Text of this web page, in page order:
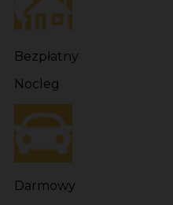
Bezpłatny
Nocleg
Darmowy